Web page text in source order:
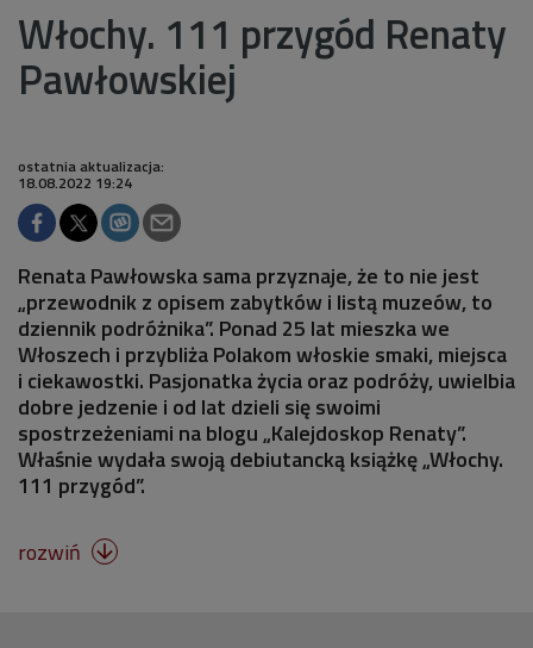
Włochy. 111 przygód Renaty
Pawłowskiej
ostatnia aktualizacja:
18.08.2022 19:24
Renata Pawłowska sama przyznaje, że to nie jest
„przewodnik z opisem zabytków i listą muzeów, to
dziennik podróżnika”. Ponad 25 lat mieszka we
Włoszech i przybliża Polakom włoskie smaki, miejsca
i ciekawostki. Pasjonatka życia oraz podróży, uwielbia
dobre jedzenie i od lat dzieli się swoimi
spostrzeżeniami na blogu „Kalejdoskop Renaty”.
Właśnie wydała swoją debiutancką książkę „Włochy.
111 przygód”.
rozwiń 